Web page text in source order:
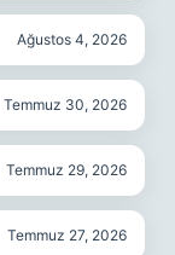
Ağustos 4, 2026
Temmuz 30, 2026
Temmuz 29, 2026
Temmuz 27, 2026